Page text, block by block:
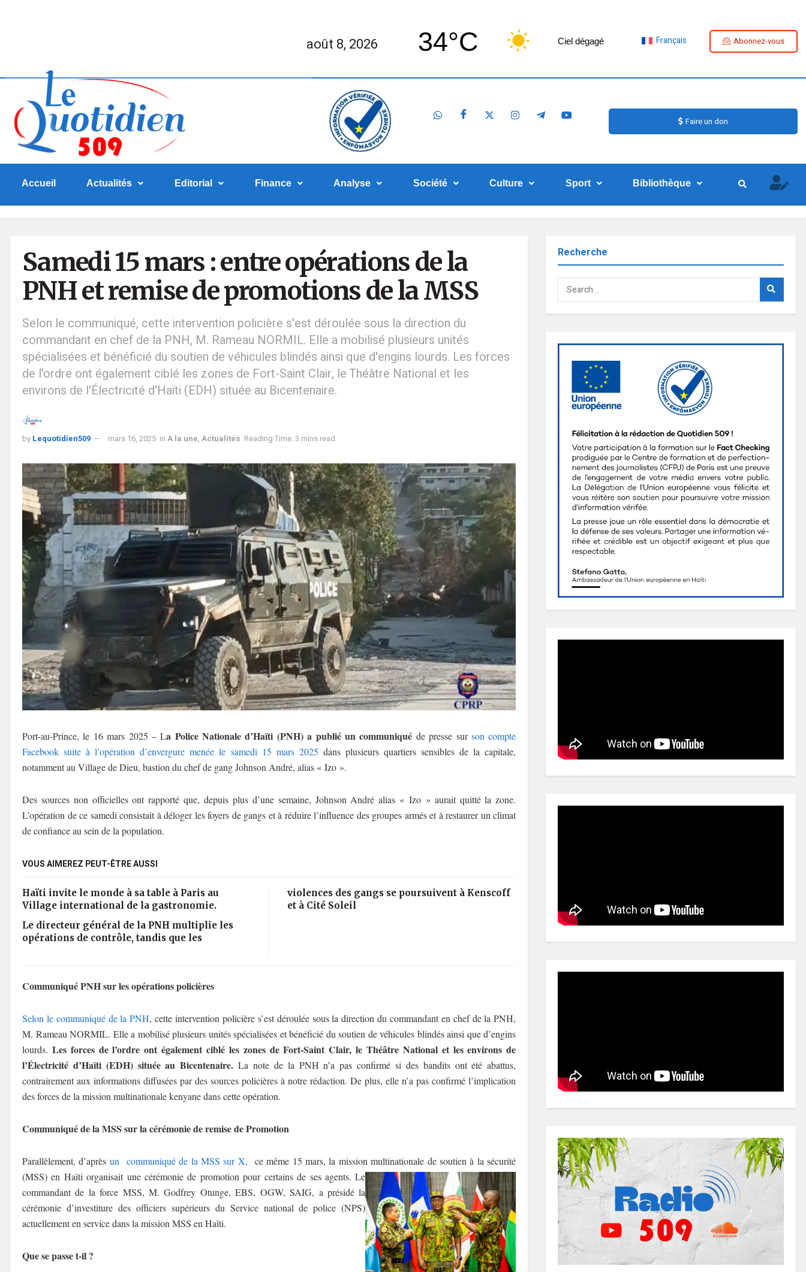
août 8, 2026 34°C Ciel dégagé Français Abonnez-vous
Faire un don
Accueil Actualités Editorial Finance Analyse Société Culture Sport Bibliothèque
Samedi 15 mars : entre opérations de la
PNH et remise de promotions de la MSS
Selon le communiqué, cette intervention policière s'est déroulée sous la direction du
commandant en chef de la PNH, M. Rameau NORMIL. Elle a mobilisé plusieurs unités
spécialisées et bénéficié du soutien de véhicules blindés ainsi que d'engins lourds. Les forces
de l'ordre ont également ciblé les zones de Fort-Saint Clair, le Théâtre National et les
environs de l'Électricité d'Haïti (EDH) située au Bicentenaire.
by Lequotidien509 mars 16, 2025 in A la une, Actualités Reading Time: 3 mins read
Port-au-Prince, le 16 mars 2025 – La Police Nationale d’Haïti (PNH) a publié un communiqué de presse sur son compte
Facebook suite à l’opération d’envergure menée le samedi 15 mars 2025 dans plusieurs quartiers sensibles de la capitale,
notamment au Village de Dieu, bastion du chef de gang Johnson André, alias « Izo ».
Des sources non officielles ont rapporté que, depuis plus d’une semaine, Johnson André alias « Izo » aurait quitté la zone.
L’opération de ce samedi consistait à déloger les foyers de gangs et à réduire l’influence des groupes armés et à restaurer un climat
de confiance au sein de la population.
VOUS AIMEREZ PEUT-ÊTRE AUSSI
Haïti invite le monde à sa table à Paris au
Village international de la gastronomie.
Le directeur général de la PNH multiplie les
opérations de contrôle, tandis que les
violences des gangs se poursuivent à Kenscoff
et à Cité Soleil
Communiqué PNH sur les opérations policières
Selon le communiqué de la PNH, cette intervention policière s’est déroulée sous la direction du commandant en chef de la PNH,
M. Rameau NORMIL. Elle a mobilisé plusieurs unités spécialisées et bénéficié du soutien de véhicules blindés ainsi que d’engins
lourds. Les forces de l’ordre ont également ciblé les zones de Fort-Saint Clair, le Théâtre National et les environs de
l’Électricité d’Haïti (EDH) située au Bicentenaire. La note de la PNH n’a pas confirmé si des bandits ont été abattus,
contrairement aux informations diffusées par des sources policières à notre rédaction. De plus, elle n’a pas confirmé l’implication
des forces de la mission multinationale kenyane dans cette opération.
Communiqué de la MSS sur la cérémonie de remise de Promotion
Parallèlement, d’après un communiqué de la MSS sur X, ce même 15 mars, la mission multinationale de soutien à la sécurité
(MSS) en Haïti organisait une cérémonie de promotion pour certainsde ses agents. Le
commandant de la force MSS, M. Godfrey Otunge, EBS, OGW, SAIG, a présidé la
cérémonie d’investiture des officiers supérieurs du Service national de police (NPS)
actuellement en service dans la mission MSS en Haïti.
Que se passe t-il ?
Recherche